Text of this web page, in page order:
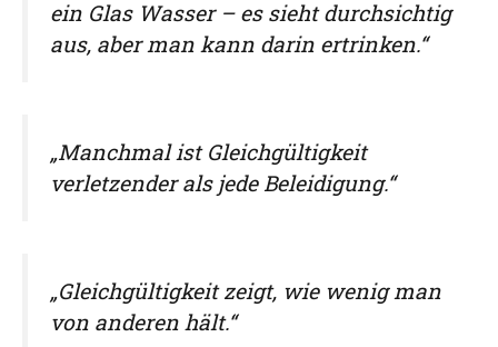
ein Glas Wasser – es sieht durchsichtig
aus, aber man kann darin ertrinken.“
„Manchmal ist Gleichgültigkeit
verletzender als jede Beleidigung.“
„Gleichgültigkeit zeigt, wie wenig man
von anderen hält.“